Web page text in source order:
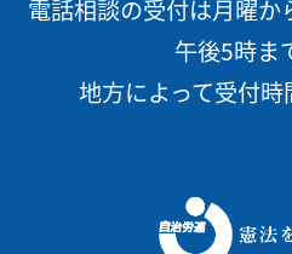
電話相談の受付は月曜
午後5時ま
地方によって受付時